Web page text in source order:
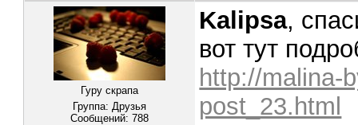
Гуру скрапа
Группа: Друзья
Сообщений:788
Kalipsa,
вот тут
http://malina-
post_23.html